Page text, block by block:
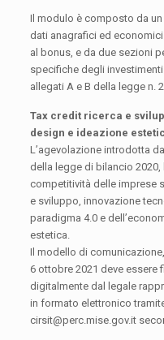
Il modulo è composto da
dati anagrafici ed
al bonus, e da due sezioni
specifiche degli
allegati A e B della legge n.
Tax credit ricerca e
design e ideazione
L’agevolazione introdotta
della legge di bilancio 2020,
competitività delle imprese
e sviluppo, innovazione
paradigma 4.0 e
estetica.
Il modello di
6 ottobre 2021 deve essere
digitalmente dal legale
in formato elettronico
cirsit@perc.mise.gov.it